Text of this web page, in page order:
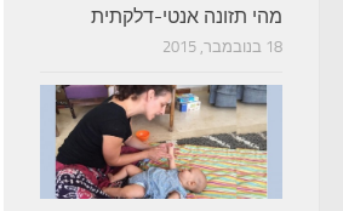
מהי תזונה אנטי-דלקתית
18 בנובמבר, 2015